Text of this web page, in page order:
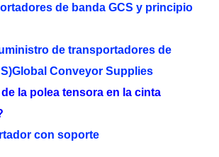
de banda GCS y principio
de transportadores de
Conveyor Supplies
la polea tensora en la cinta
con soporte